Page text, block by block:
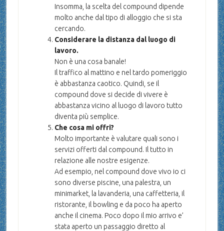
Insomma, la scelta del compound dipende
molto anche dal tipo di alloggio che si sta
cercando.
Considerare la distanza dal luogo di
lavoro.
Non è una cosa banale!
Il traffico al mattino e nel tardo pomeriggio
è abbastanza caotico. Quindi, se il
compound dove si decide di vivere è
abbastanza vicino al luogo di lavoro tutto
diventa più semplice.
Che cosa mi offri?
Molto importante è valutare quali sono i
servizi offerti dal compound. Il tutto in
relazione alle nostre esigenze.
Ad esempio, nel compound dove vivo io ci
sono diverse piscine, una palestra, un
minimarket, la lavanderia, una caffetteria, il
ristorante, il bowling e da poco ha aperto
anche il cinema. Poco dopo il mio arrivo e’
stata aperto un passaggio diretto al